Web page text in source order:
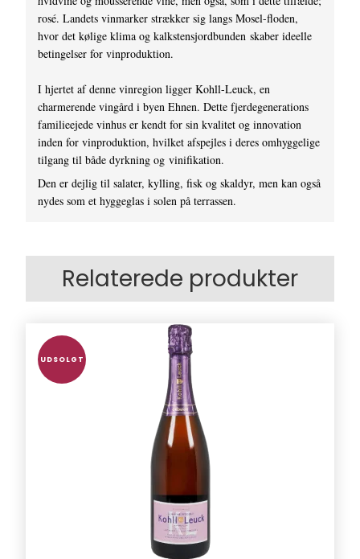
rosé. Landets vinmarker strækker sig langs Mosel-floden,
hvor det kølige klima og kalkstensjordbunden skaber ideelle
betingelser for vinproduktion.
I hjertet af denne vinregion ligger Kohll-Leuck, en
charmerende vingård i byen Ehnen. Dette fjerdegenerations
familieejede vinhus er kendt for sin kvalitet og innovation
inden for vinproduktion, hvilket afspejles i deres omhyggelige
tilgang til både dyrkning og vinifikation.
Den er dejlig til salater, kylling, fisk og skaldyr, men kan også
nydes som et hyggeglas i solen på terrassen.
Relaterede produkter
UDSOLGT